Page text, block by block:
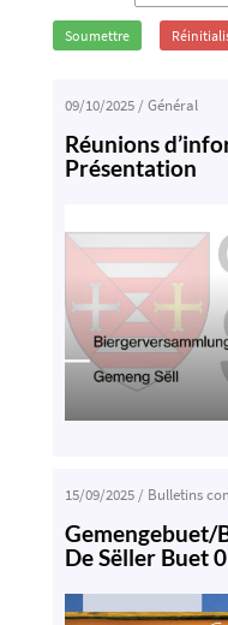
Soumettre
09/10/2025/Général
Réunions
Présentation
15/09/2025/ Bulletins
Gemengebuet/
De Sëller Buet